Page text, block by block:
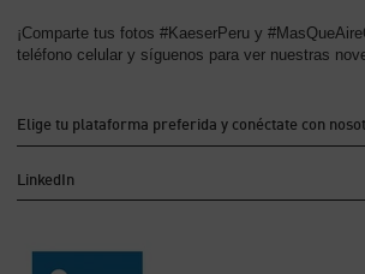
¡Comparte tus fotos #KaeserPeru y
teléfono celular y síguenos para ver nuestras
Elige tu plataforma preferida y conéctate con
LinkedIn